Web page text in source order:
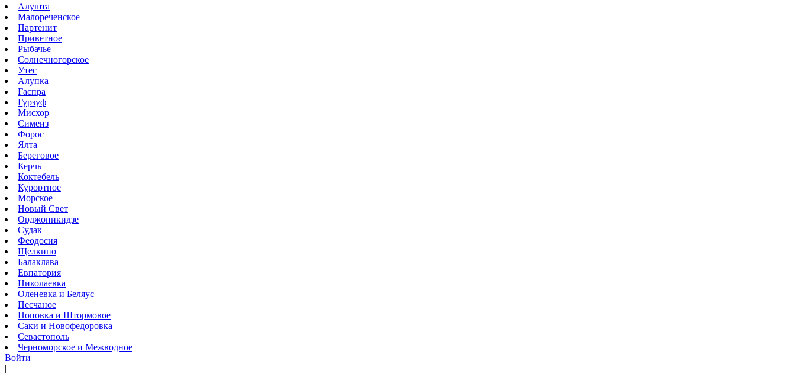
Алушта
Малореченское
Партенит
Приветное
Рыбачье
Солнечногорское
Утес
Алупка
Гаспра
Гурзуф
Мисхор
Симеиз
Форос
Ялта
Береговое
Керчь
Коктебель
Курортное
Морское
Новый Свет
Орджоникидзе
Судак
Феодосия
Щелкино
Балаклава
Евпатория
Николаевка
Оленевка и Беляус
Песчаное
Поповка и Штормовое
Саки и Новофедоровка
Севастополь
Черноморское и Межводное
Войти
|